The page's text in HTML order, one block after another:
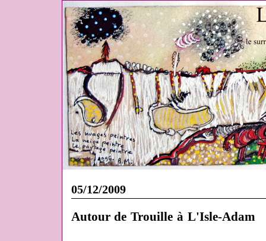
05/12/2009
Autour de Trouille à L'Isle-Adam